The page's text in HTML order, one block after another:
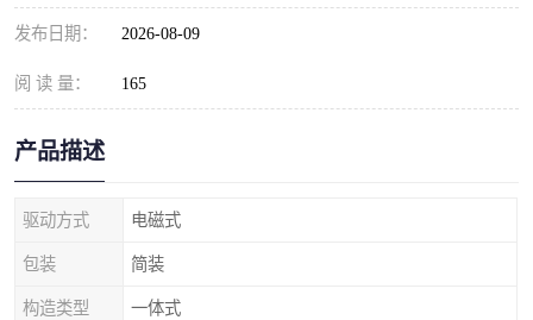
发布日期： 2026-08-09
阅 读 量： 165
产品描述
驱动方式 电磁式
包装 简装
构造类型 一体式